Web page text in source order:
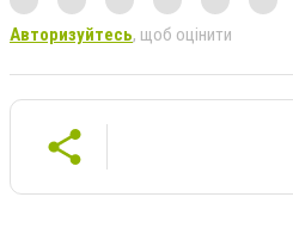
Авторизуйтесь, щоб оцінити